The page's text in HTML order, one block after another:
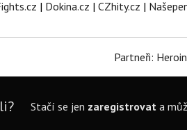
| Dokina.cz | CZhity.cz |
Partneři:
Stačí se jen zaregistrovata